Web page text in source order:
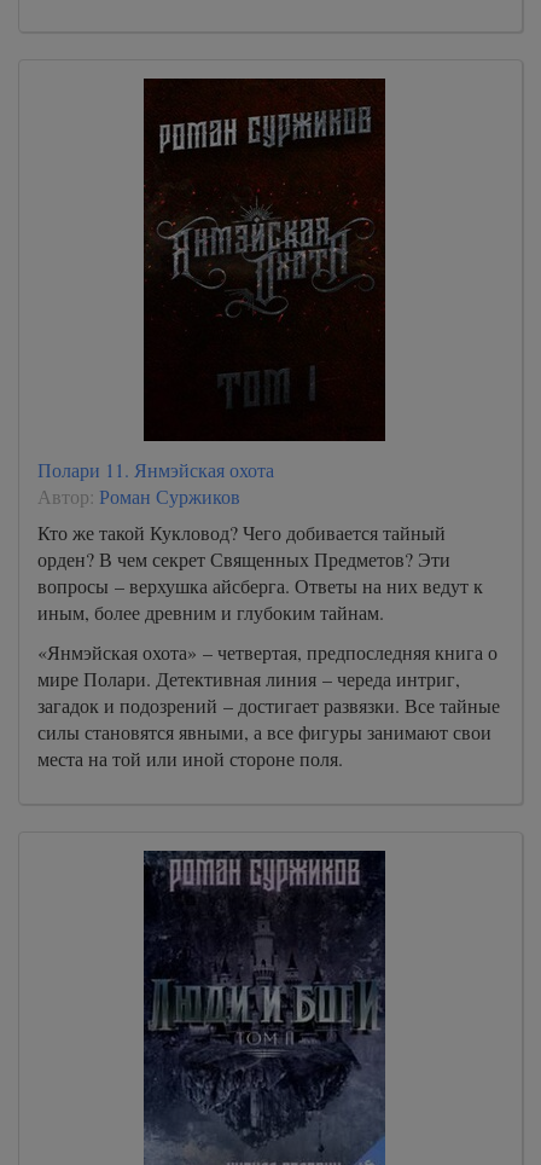
Полари 11. Янмэйская охота
Автор: Роман Суржиков
Кто же такой Кукловод? Чего добивается тайный
орден? В чем секрет Священных Предметов? Эти
вопросы – верхушка айсберга. Ответы на них ведут к
иным, более древним и глубоким тайнам.
«Янмэйская охота» – четвертая, предпоследняя книга о
мире Полари. Детективная линия – череда интриг,
загадок и подозрений – достигает развязки. Все тайные
силы становятся явными, а все фигуры занимают свои
места на той или иной стороне поля.